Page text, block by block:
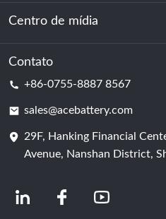
Sustentabilidade
Armazenamento de energia
Centro de dados e sala de
Célula de bateria
Centro de mídia
Notícias
Contato
+86-0755-8887 8567
sales@acebattery.com
29F, Hanking Financial
Avenue, Nanshan District,